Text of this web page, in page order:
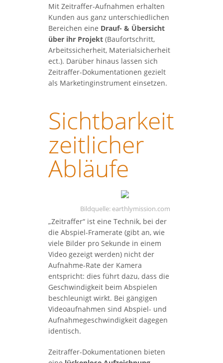
Mit Zeitraffer-Aufnahmen erhalten
Kunden aus ganz unterschiedlichen
Bereichen eine Drauf- & Übersicht
über ihr Projekt (Baufortschritt,
Arbeitssicherheit, Materialsicherheit
ect.). Darüber hinaus lassen sich
Zeitraffer-Dokumentationen gezielt
als Marketinginstrument einsetzen.
Sichtbarkeit
zeitlicher
Abläufe
Bildquelle: earthlymission.com
„Zeitraffer“ ist eine Technik, bei der
die Abspiel-Framerate (gibt an, wie
viele Bilder pro Sekunde in einem
Video gezeigt werden) nicht der
Aufnahme-Rate der Kamera
entspricht: dies führt dazu, dass die
Geschwindigkeit beim Abspielen
beschleunigt wirkt. Bei gängigen
Videoaufnahmen sind Abspiel- und
Aufnahmegeschwindigkeit dagegen
identisch.
Zeitraffer-Dokumentationen bieten